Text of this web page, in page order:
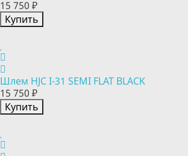
15 750 ₽
Купить
Шлем HJC I-31 SEMI FLAT BLACK
15 750 ₽
Купить